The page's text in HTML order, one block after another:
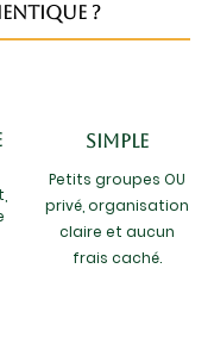
?
SIMPLE
Petits groupes OU
privé, organisation
claire et aucun
frais caché.